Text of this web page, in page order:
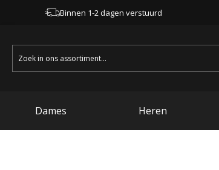
Binnen 1-2 dagen verstuurd
Zoeken
naar:
Dames Heren